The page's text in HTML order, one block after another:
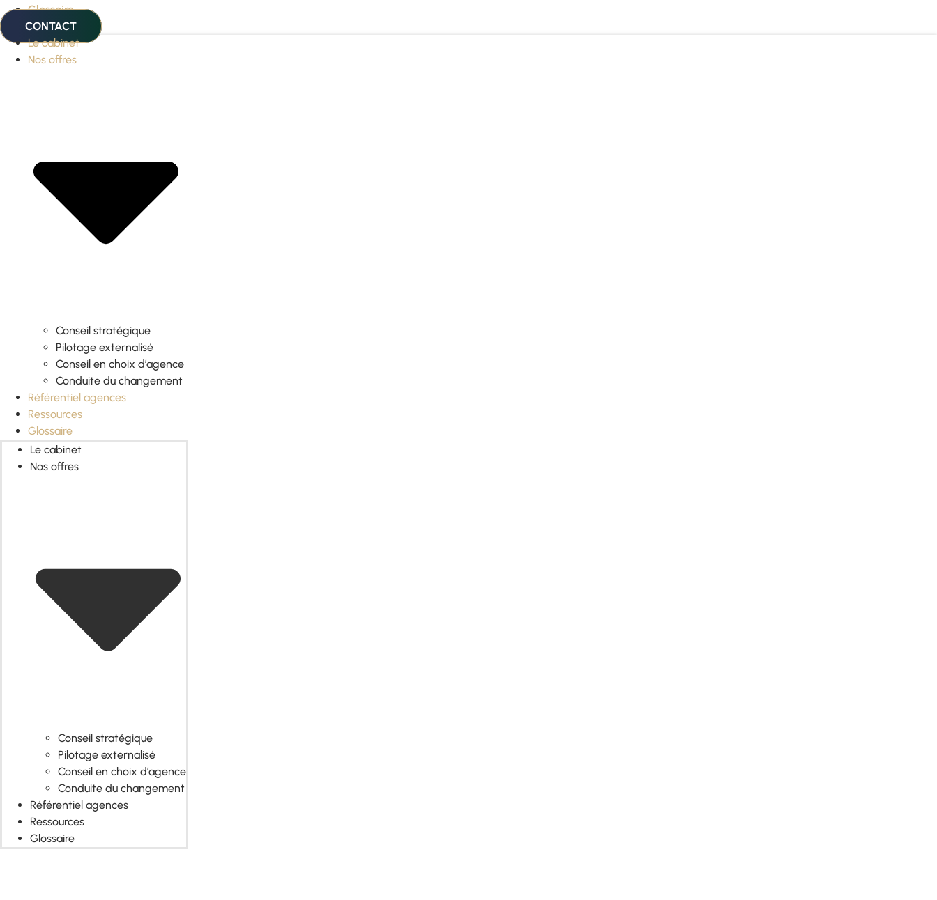
Glossaire
CONTACT
Le cabinet
Nos offres
Conseil stratégique
Pilotage externalisé
Conseil en choix d’agence
Conduite du changement
Référentiel agences
Ressources
Glossaire
Le cabinet
Nos offres
Conseil stratégique
Pilotage externalisé
Conseil en choix d’agence
Conduite du changement
Référentiel agences
Ressources
Glossaire